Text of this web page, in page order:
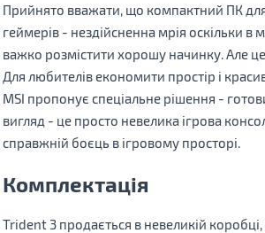
Прийнято вважати, що компактний ПК
геймерів - нездійсненна мрія оскільки в
важко розмістити хорошу начинку. Але
Для любителів економити простір і
MSI пропонує спеціальне рішення -
вигляд - це просто невелика ігрова
справжній боєць в ігровому просторі.
Комплектація
Trident 3 продається в невеликій